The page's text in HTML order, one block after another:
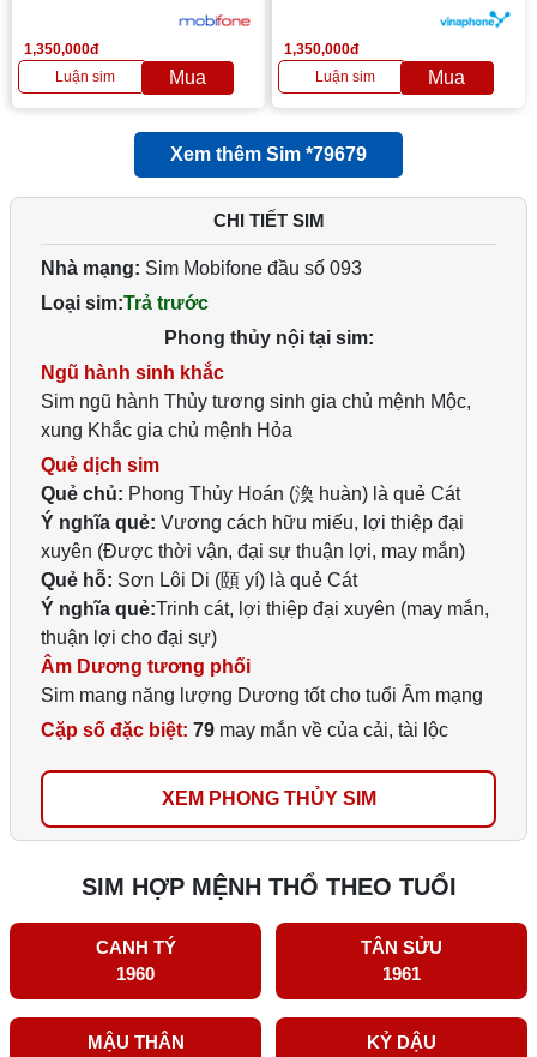
1,350,000đ 1,350,000đ
Xem thêm Sim *79679
CHI TIẾT SIM
Nhà mạng: Sim Mobifone đầu số 093
Loại sim:Trả trước
Phong thủy nội tại sim:
Ngũ hành sinh khắc
Sim ngũ hành Thủy tương sinh gia chủ mệnh Mộc,
xung Khắc gia chủ mệnh Hỏa
Quẻ dịch sim
Quẻ chủ: Phong Thủy Hoán (渙 huàn) là quẻ Cát
Ý nghĩa quẻ: Vương cách hữu miếu, lợi thiệp đại
xuyên (Được thời vận, đại sự thuận lợi, may mắn)
Quẻ hỗ: Sơn Lôi Di (頤 yí) là quẻ Cát
Ý nghĩa quẻ:Trinh cát, lợi thiệp đại xuyên (may mắn,
thuận lợi cho đại sự)
Âm Dương tương phối
Sim mang năng lượng Dương tốt cho tuổi Âm mạng
Cặp số đặc biệt: 79 may mắn về của cải, tài lộc
XEM PHONG THỦY SIM
SIM HỢP MỆNH THỔ THEO TUỔI
CANH TÝ
1960
TÂN SỬU
1961
MẬU THÂN
KỶ DẬU